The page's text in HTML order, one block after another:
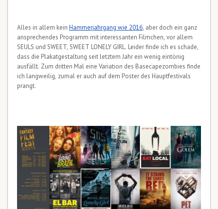
Alles in allem kein Hammerjahrgang wie 2016, aber doch ein ganz
ansprechendes Programm mit interessanten Filmchen, vor allem
SEULS und SWEET, SWEET LONELY GIRL. Leider finde ich es schade,
dass die Plakatgestaltung seit letztem Jahr ein wenig eintönig
ausfällt. Zum dritten Mal eine Variation des Basecapezombies finde
ich langweilig, zumal er auch auf dem Poster des Hauptfestivals
prangt.